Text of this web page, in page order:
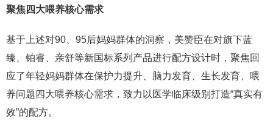
聚焦四大喂养核心需求
基于上述对90、95后妈妈群体的洞察，美赞臣在对旗下蓝
臻、铂睿、亲舒等新国标系列产品进行配方设计时，聚焦回
应了年轻妈妈群体在保护力提升、脑力发育、生长发育、喂
养问题四大喂养核心需求，致力以医学临床级别打造“真实有
效”的配方。